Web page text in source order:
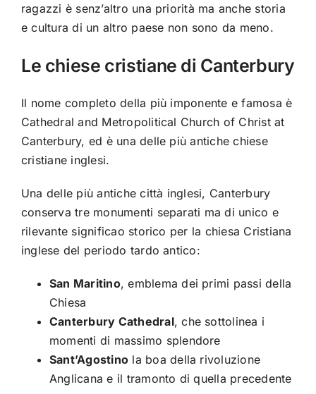
ragazzi è senz’altro una priorità ma anche storia
e cultura di un altro paese non sono da meno.
Le chiese cristiane di Canterbury
Il nome completo della più imponente e famosa è
Cathedral and Metropolitical Church of Christ at
Canterbury, ed è una delle più antiche chiese
cristiane inglesi.
Una delle più antiche città inglesi, Canterbury
conserva tre monumenti separati ma di unico e
rilevante significao storico per la chiesa Cristiana
inglese del periodo tardo antico:
San Maritino, emblema dei primi passi della
Chiesa
Canterbury Cathedral, che sottolinea i
momenti di massimo splendore
Sant’Agostino la boa della rivoluzione
Anglicana e il tramonto di quella precedente